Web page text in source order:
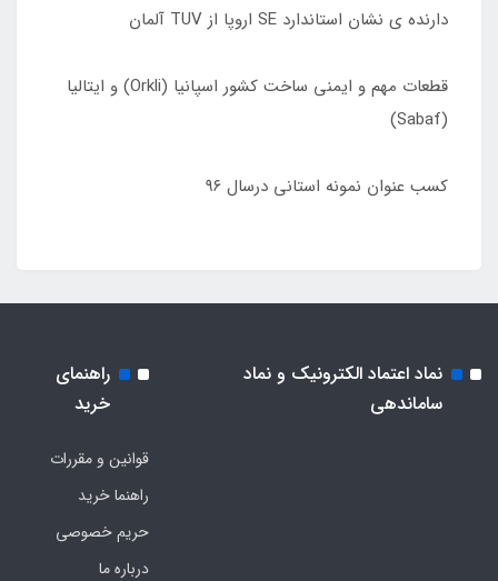
دارنده ی نشان استاندارد SE اروپا از TUV آلمان
قطعات مهم و ایمنی ساخت کشور اسپانیا (Orkli) و ایتالیا
(Sabaf)
کسب عنوان نمونه استانی درسال ٩۶
نماد اعتماد الکترونیک و نماد
ساماندهی
راهنمای
خرید
قوانین و مقررات
راهنما خرید
حریم خصوصی
درباره ما